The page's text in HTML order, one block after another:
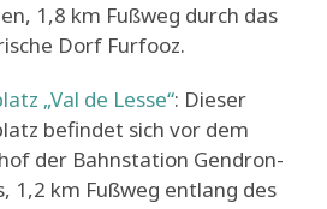
1,8 km Fußweg durch das
Dorf Furfooz.
„Val de Lesse“: Dieser
befindet sich vor dem
der Bahnstation Gendron-
1,2 km Fußweg entlang des